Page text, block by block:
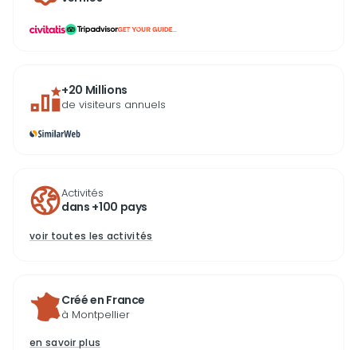
...
+20 Millions
de visiteurs annuels
Activités
dans +100 pays
voir toutes les activités
Créé en France
à Montpellier
en savoir plus